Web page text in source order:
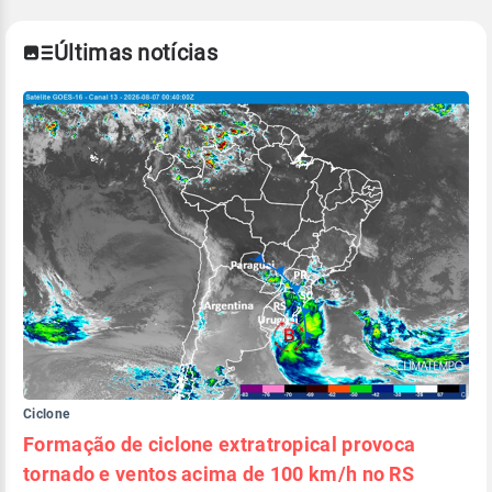
Últimas notícias
Ciclone
Formação de ciclone extratropical provoca
tornado e ventos acima de 100 km/h no RS